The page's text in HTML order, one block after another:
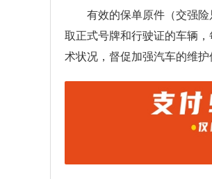
有效的保单原件（交强
取正式号牌和行驶证的车辆
术状况，督促加强汽车的维